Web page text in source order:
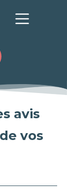
avis
vos